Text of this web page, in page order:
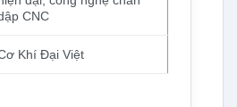
CNC
Khí Đại Việt